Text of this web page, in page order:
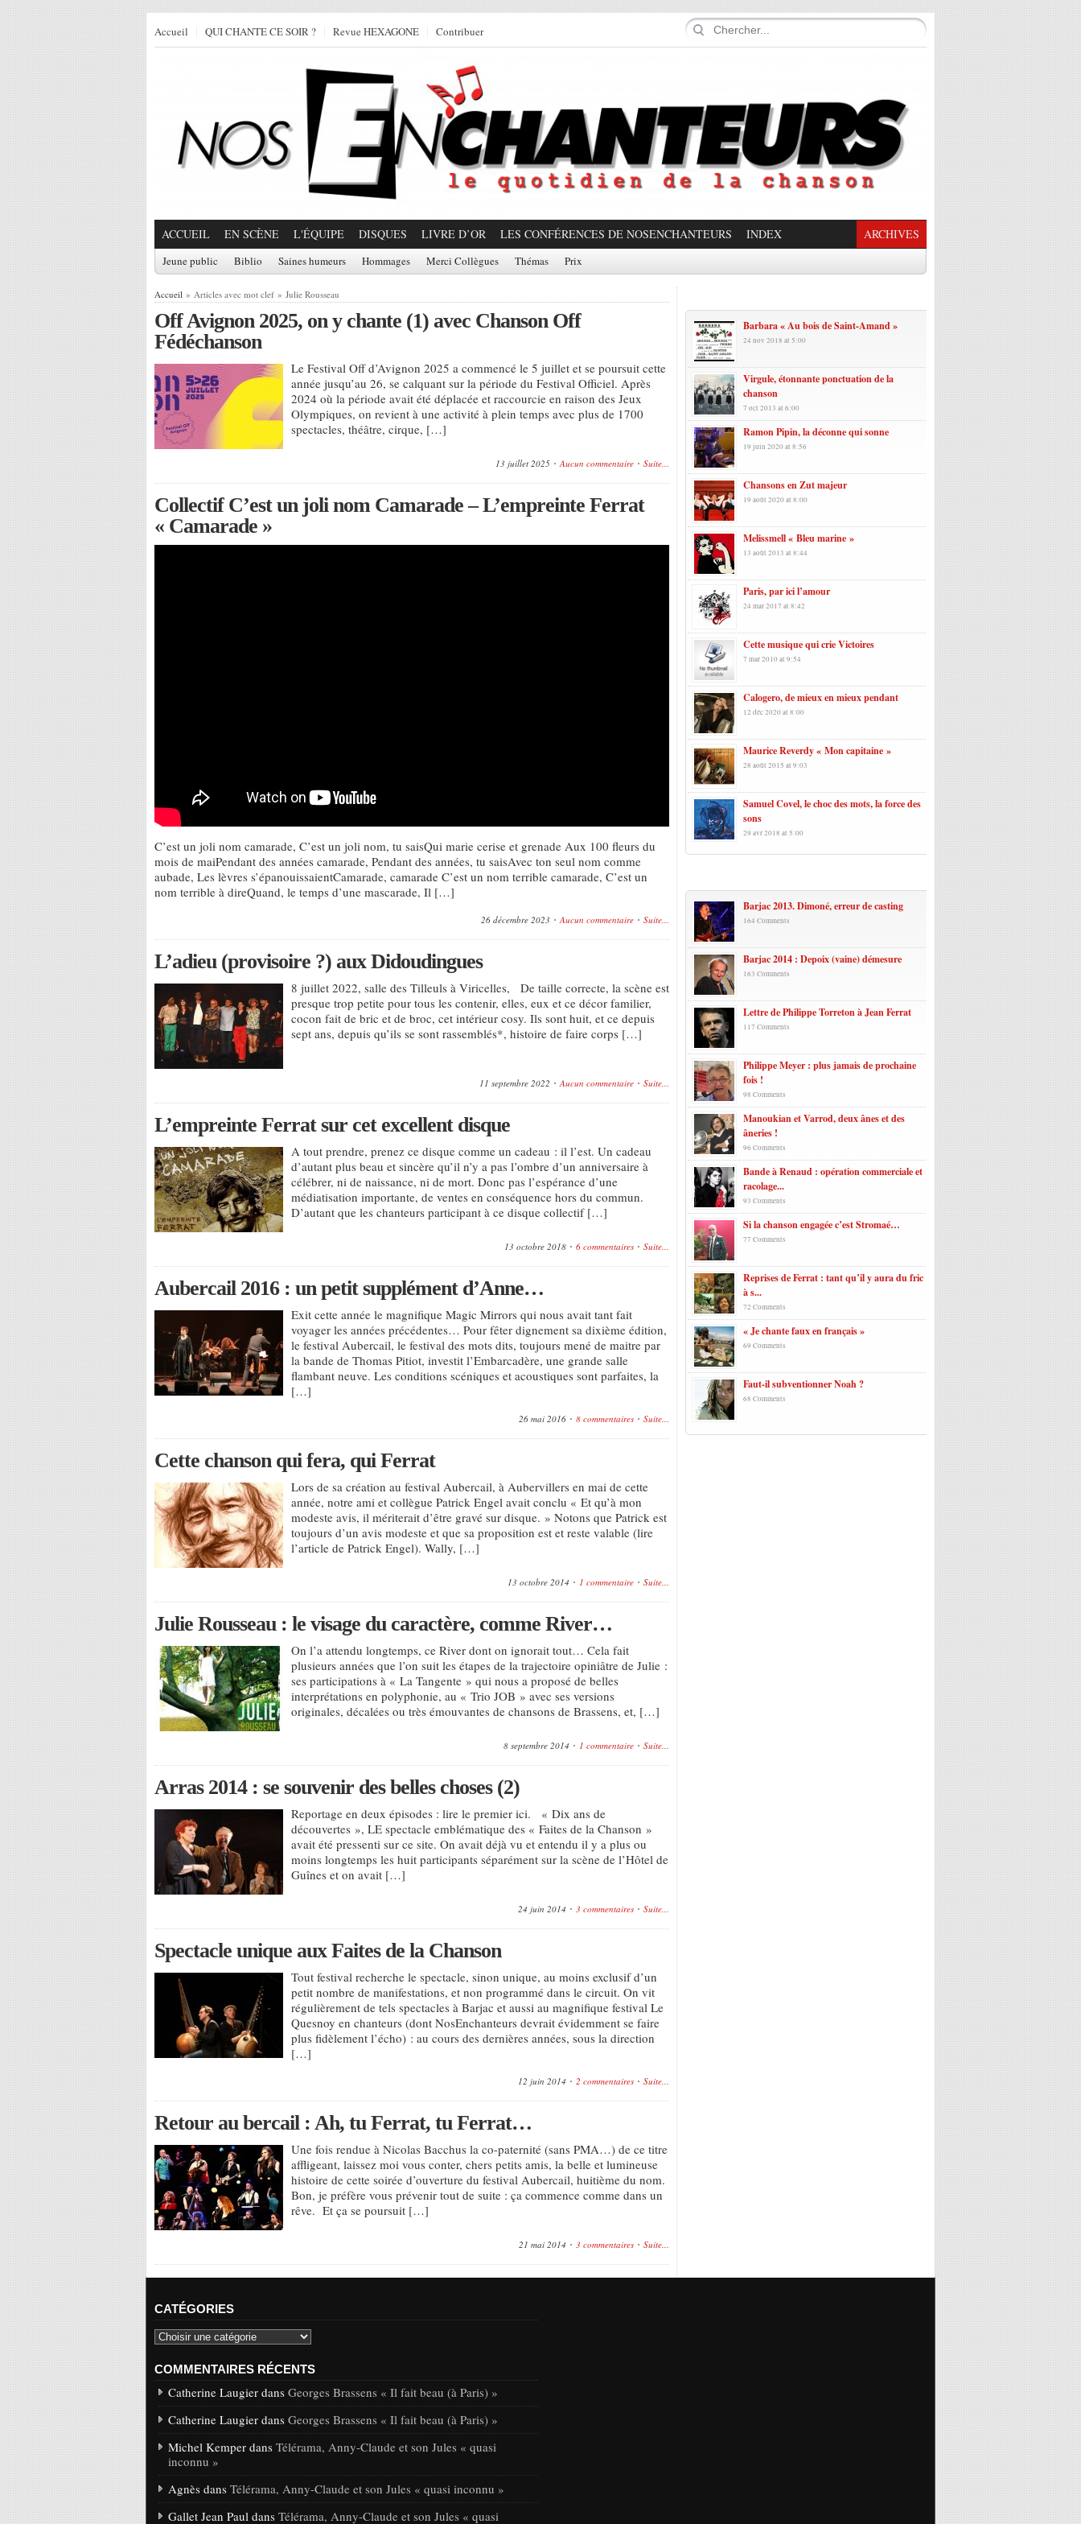
Accueil QUI CHANTE CE SOIR ? Revue HEXAGONE Contribuer
ACCUEIL EN SCÈNE L'ÉQUIPE DISQUES LIVRE D’OR LES CONFÉRENCES DE NOSENCHANTEURS INDEX ARCHIVES
Jeune public Biblio Saines humeurs Hommages Merci Collègues Thémas Prix
Accueil » Articles avec mot clef » Julie Rousseau
Off Avignon 2025, on y chante (1) avec Chanson Off
Fédéchanson
Le Festival Off d’Avignon 2025 a commencé le 5 juillet et se poursuit cette
année jusqu’au 26, se calquant sur la période du Festival Officiel. Après
2024 où la période avait été déplacée et raccourcie en raison des Jeux
Olympiques, on revient à une activité à plein temps avec plus de 1700
spectacles, théâtre, cirque, […]
13 juillet 2025 Aucun commentaire Suite...
Collectif C’est un joli nom Camarade – L’empreinte Ferrat
« Camarade »
C’est un joli nom camarade, C’est un joli nom, tu saisQui marie cerise et grenade Aux 100 fleurs du
mois de maiPendant des années camarade, Pendant des années, tu saisAvec ton seul nom comme
aubade, Les lèvres s’épanouissaientCamarade, camarade C’est un nom terrible camarade, C’est un
nom terrible à direQuand, le temps d’une mascarade, Il […]
26 décembre 2023 Aucun commentaire Suite...
L’adieu (provisoire ?) aux Didoudingues
8 juillet 2022, salle des Tilleuls à Viricelles, De taille correcte, la scène est
presque trop petite pour tous les contenir, elles, eux et ce décor familier,
cocon fait de bric et de broc, cet intérieur cosy. Ils sont huit, et ce depuis
sept ans, depuis qu’ils se sont rassemblés*, histoire de faire corps […]
11 septembre 2022 Aucun commentaire Suite...
L’empreinte Ferrat sur cet excellent disque
A tout prendre, prenez ce disque comme un cadeau : il l’est. Un cadeau
d’autant plus beau et sincère qu’il n’y a pas l’ombre d’un anniversaire à
célébrer, ni de naissance, ni de mort. Donc pas l’espérance d’une
médiatisation importante, de ventes en conséquence hors du commun.
D’autant que les chanteurs participant à ce disque collectif […]
13 octobre 2018 6 commentaires Suite...
Aubercail 2016 : un petit supplément d’Anne…
Exit cette année le magnifique Magic Mirrors qui nous avait tant fait
voyager les années précédentes… Pour fêter dignement sa dixième édition,
le festival Aubercail, le festival des mots dits, toujours mené de maitre par
la bande de Thomas Pitiot, investit l’Embarcadère, une grande salle
flambant neuve. Les conditions scéniques et acoustiques sont parfaites, la
[…]
26 mai 2016 8 commentaires Suite...
Cette chanson qui fera, qui Ferrat
Lors de sa création au festival Aubercail, à Aubervillers en mai de cette
année, notre ami et collègue Patrick Engel avait conclu « Et qu’à mon
modeste avis, il mériterait d’être gravé sur disque. » Notons que Patrick est
toujours d’un avis modeste et que sa proposition est et reste valable (lire
l’article de Patrick Engel). Wally, […]
13 octobre 2014 1 commentaire Suite...
Julie Rousseau : le visage du caractère, comme River…
On l’a attendu longtemps, ce River dont on ignorait tout… Cela fait
plusieurs années que l’on suit les étapes de la trajectoire opiniâtre de Julie :
ses participations à « La Tangente » qui nous a proposé de belles
interprétations en polyphonie, au « Trio JOB » avec ses versions
originales, décalées ou très émouvantes de chansons de Brassens, et, […]
8 septembre 2014 1 commentaire Suite...
Arras 2014 : se souvenir des belles choses (2)
Reportage en deux épisodes : lire le premier ici. « Dix ans de
découvertes », LE spectacle emblématique des « Faites de la Chanson »
avait été pressenti sur ce site. On avait déjà vu et entendu il y a plus ou
moins longtemps les huit participants séparément sur la scène de l’Hôtel de
Guînes et on avait […]
24 juin 2014 3 commentaires Suite...
Spectacle unique aux Faites de la Chanson
Tout festival recherche le spectacle, sinon unique, au moins exclusif d’un
petit nombre de manifestations, et non programmé dans le circuit. On vit
régulièrement de tels spectacles à Barjac et aussi au magnifique festival Le
Quesnoy en chanteurs (dont NosEnchanteurs devrait évidemment se faire
plus fidèlement l’écho) : au cours des dernières années, sous la direction
[…]
12 juin 2014 2 commentaires Suite...
Retour au bercail : Ah, tu Ferrat, tu Ferrat…
Une fois rendue à Nicolas Bacchus la co-paternité (sans PMA…) de ce titre
affligeant, laissez moi vous conter, chers petits amis, la belle et lumineuse
histoire de cette soirée d’ouverture du festival Aubercail, huitième du nom.
Bon, je préfère vous prévenir tout de suite : ça commence comme dans un
rêve. Et ça se poursuit […]
21 mai 2014 3 commentaires Suite...
Barbara « Au bois de Saint-Amand »
24 nov 2018 at 5:00
Virgule, étonnante ponctuation de la
chanson
7 oct 2013 at 6:00
Ramon Pipin, la déconne qui sonne
19 juin 2020 at 8:56
Chansons en Zut majeur
19 août 2020 at 8:00
Melissmell « Bleu marine »
13 août 2013 at 8:44
Paris, par ici l’amour
24 mar 2017 at 8:42
Cette musique qui crie Victoires
7 mar 2010 at 9:54
Calogero, de mieux en mieux pendant
12 déc 2020 at 8:00
Maurice Reverdy « Mon capitaine »
28 août 2015 at 9:03
Samuel Covel, le choc des mots, la force des
sons
29 avr 2018 at 5:00
Barjac 2013. Dimoné, erreur de casting
164 Comments
Barjac 2014 : Depoix (vaine) démesure
163 Comments
Lettre de Philippe Torreton à Jean Ferrat
117 Comments
Philippe Meyer : plus jamais de prochaine
fois !
98 Comments
Manoukian et Varrod, deux ânes et des
âneries !
96 Comments
Bande à Renaud : opération commerciale et
racolage...
93 Comments
Si la chanson engagée c’est Stromaé…
77 Comments
Reprises de Ferrat : tant qu’il y aura du fric
à s...
72 Comments
« Je chante faux en français »
69 Comments
Faut-il subventionner Noah ?
68 Comments
CATÉGORIES
COMMENTAIRES RÉCENTS
Catherine Laugier dans Georges Brassens « Il fait beau (à Paris) »
Catherine Laugier dans Georges Brassens « Il fait beau (à Paris) »
Michel Kemper dans Télérama, Anny-Claude et son Jules « quasi
inconnu »
Agnès dans Télérama, Anny-Claude et son Jules « quasi inconnu »
Gallet Jean Paul dans Télérama, Anny-Claude et son Jules « quasi